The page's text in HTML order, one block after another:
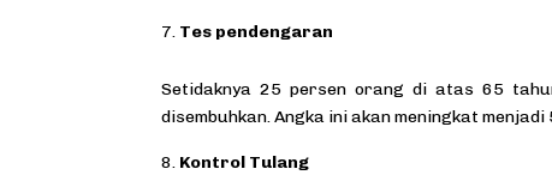
Tes pendengaran
Setidaknya 25 persen orang di atas 65
disembuhkan. Angka ini akan meningkat
Kontrol Tulang